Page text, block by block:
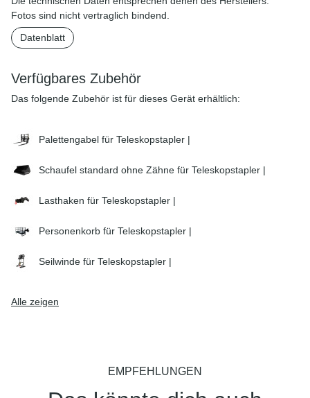
Fotos sind nicht vertraglich bindend.
Datenblatt
Verfügbares Zubehör
Das folgende Zubehör ist für dieses Gerät erhältlich:
Palettengabel für Teleskopstapler |
Schaufel standard ohne Zähne für Teleskopstapler |
Lasthaken für Teleskopstapler |
Personenkorb für Teleskopstapler |
Seilwinde für Teleskopstapler |
Alle zeigen
EMPFEHLUNGEN